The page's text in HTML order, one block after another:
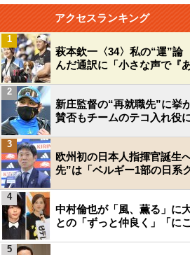
アクセスランキング
萩本欽一〈34〉私の“運”
んだ通訳に「小さな声で『
1
新庄監督の“再就職先”に挙
賛否もチームのテコ入れ役
2
欧州初の日本人指揮官誕生
先”は「ベルギー1部の日系
3
中村倫也が「風、薫る」に
との「ずっと仲良く」「に
4
5